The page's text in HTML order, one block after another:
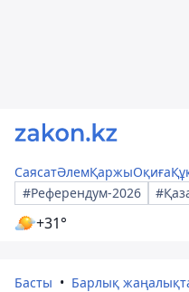
СаясатӘлемҚаржыОқиға
#Референдум-2026
+31°
Басты Барлық